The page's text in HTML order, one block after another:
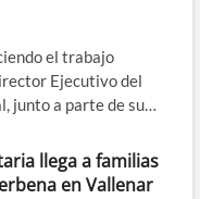
el trabajo
Ejecutivo del
junto a parte de su…
llega a familias
en Vallenar